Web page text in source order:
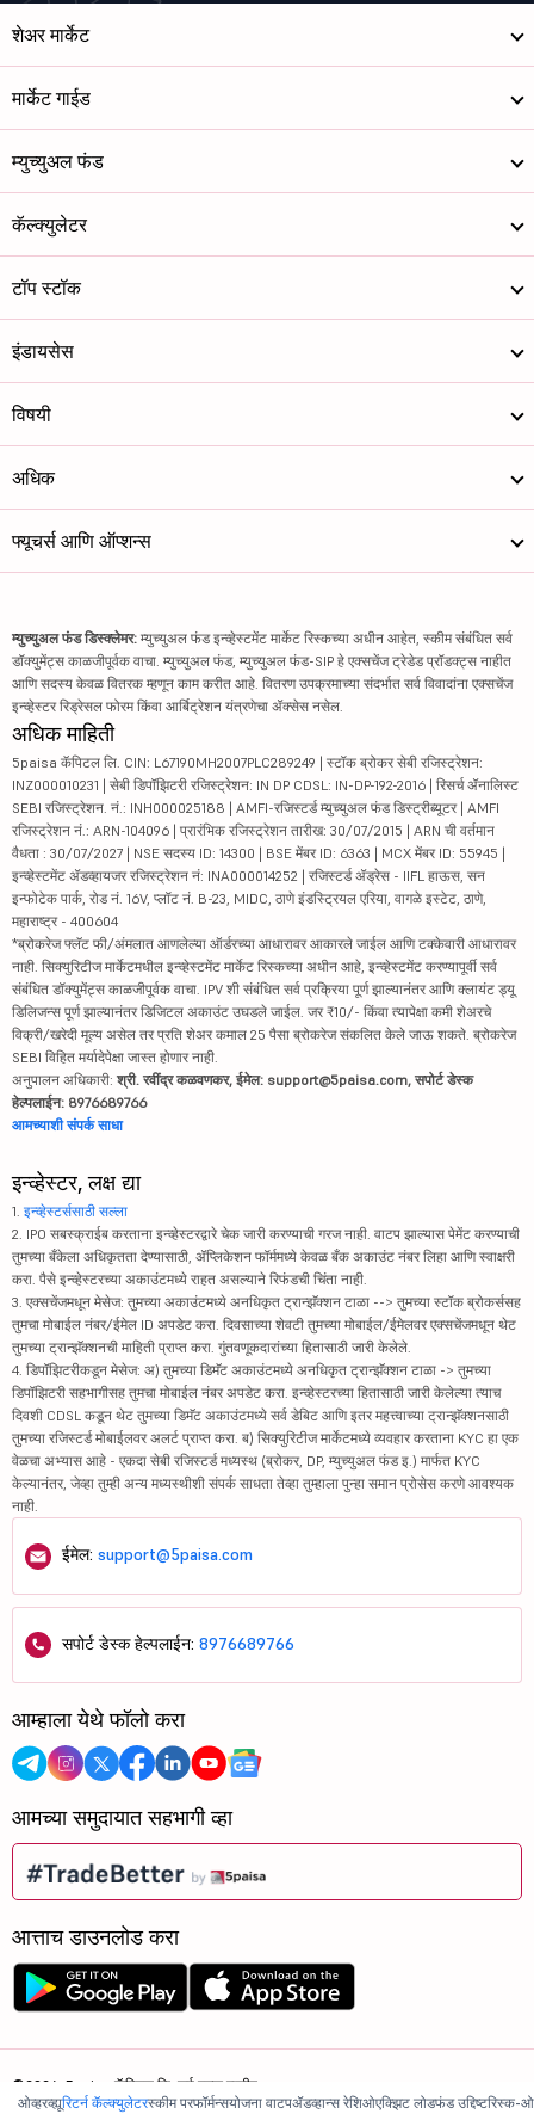
ओव्हरव्ह्यूरिटर्न कॅल्क्युलेटरस्कीम परफॉर्मन्सयोजना वाटपॲडव्हान्स रेशिओएक्झिट लोडफंड उद्दिष्टरिस्क-
शेअर मार्केट
मार्केट गाईड
म्युच्युअल फंड
कॅल्क्युलेटर
टॉप स्टॉक
इंडायसेस
विषयी
अधिक
फ्यूचर्स आणि ऑप्शन्स
म्युच्युअल फंड डिस्क्लेमर: म्युच्युअल फंड इन्व्हेस्टमेंट मार्केट रिस्कच्या अधीन आहेत, स्कीम संबंधित सर्व
डॉक्युमेंट्स काळजीपूर्वक वाचा. म्युच्युअल फंड, म्युच्युअल फंड-SIP हे एक्सचेंज ट्रेडेड प्रॉडक्ट्स नाहीत
आणि सदस्य केवळ वितरक म्हणून काम करीत आहे. वितरण उपक्रमाच्या संदर्भात सर्व विवादांना एक्सचेंज
इन्व्हेस्टर रिड्रेसल फोरम किंवा आर्बिट्रेशन यंत्रणेचा ॲक्सेस नसेल.
अधिक माहिती
5paisa कॅपिटल लि. CIN: L67190MH2007PLC289249 | स्टॉक ब्रोकर सेबी रजिस्ट्रेशन:
INZ000010231 | सेबी डिपॉझिटरी रजिस्ट्रेशन: IN DP CDSL: IN-DP-192-2016 | रिसर्च ॲनालिस्ट
SEBI रजिस्ट्रेशन. नं.: INH000025188 | AMFI-रजिस्टर्ड म्युच्युअल फंड डिस्ट्रीब्यूटर | AMFI
रजिस्ट्रेशन नं.: ARN-104096 | प्रारंभिक रजिस्ट्रेशन तारीख: 30/07/2015 | ARN ची वर्तमान
वैधता : 30/07/2027 | NSE सदस्य ID: 14300 | BSE मेंबर ID: 6363 | MCX मेंबर ID: 55945 |
इन्व्हेस्टमेंट ॲडव्हायजर रजिस्ट्रेशन नं: INA000014252 | रजिस्टर्ड ॲड्रेस - IIFL हाऊस, सन
इन्फोटेक पार्क, रोड नं. 16V, प्लॉट नं. B-23, MIDC, ठाणे इंडस्ट्रियल एरिया, वागळे इस्टेट, ठाणे,
महाराष्ट्र - 400604
*ब्रोकरेज फ्लॅट फी/अंमलात आणलेल्या ऑर्डरच्या आधारावर आकारले जाईल आणि टक्केवारी आधारावर
नाही. सिक्युरिटीज मार्केटमधील इन्व्हेस्टमेंट मार्केट रिस्कच्या अधीन आहे, इन्व्हेस्टमेंट करण्यापूर्वी सर्व
संबंधित डॉक्युमेंट्स काळजीपूर्वक वाचा. IPV शी संबंधित सर्व प्रक्रिया पूर्ण झाल्यानंतर आणि क्लायंट ड्यू
डिलिजन्स पूर्ण झाल्यानंतर डिजिटल अकाउंट उघडले जाईल. जर ₹10/- किंवा त्यापेक्षा कमी शेअरचे
विक्री/खरेदी मूल्य असेल तर प्रति शेअर कमाल 25 पैसा ब्रोकरेज संकलित केले जाऊ शकते. ब्रोकरेज
SEBI विहित मर्यादेपेक्षा जास्त होणार नाही.
अनुपालन अधिकारी: श्री. रवींद्र कळवणकर, ईमेल: support@5paisa.com, सपोर्ट डेस्क
हेल्पलाईन: 8976689766
आमच्याशी संपर्क साधा
इन्व्हेस्टर, लक्ष द्या
1. इन्व्हेस्टर्ससाठी सल्ला
2. IPO सबस्क्राईब करताना इन्व्हेस्टरद्वारे चेक जारी करण्याची गरज नाही. वाटप झाल्यास पेमेंट करण्याची
तुमच्या बँकेला अधिकृतता देण्यासाठी, ॲप्लिकेशन फॉर्ममध्ये केवळ बँक अकाउंट नंबर लिहा आणि स्वाक्षरी
करा. पैसे इन्व्हेस्टरच्या अकाउंटमध्ये राहत असल्याने रिफंडची चिंता नाही.
3. एक्सचेंजमधून मेसेज: तुमच्या अकाउंटमध्ये अनधिकृत ट्रान्झॅक्शन टाळा --> तुमच्या स्टॉक ब्रोकर्ससह
तुमचा मोबाईल नंबर/ईमेल ID अपडेट करा. दिवसाच्या शेवटी तुमच्या मोबाईल/ईमेलवर एक्सचेंजमधून थेट
तुमच्या ट्रान्झॅक्शनची माहिती प्राप्त करा. गुंतवणूकदारांच्या हितासाठी जारी केलेले.
4. डिपॉझिटरीकडून मेसेज: अ) तुमच्या डिमॅट अकाउंटमध्ये अनधिकृत ट्रान्झॅक्शन टाळा -> तुमच्या
डिपॉझिटरी सहभागीसह तुमचा मोबाईल नंबर अपडेट करा. इन्व्हेस्टरच्या हितासाठी जारी केलेल्या त्याच
दिवशी CDSL कडून थेट तुमच्या डिमॅट अकाउंटमध्ये सर्व डेबिट आणि इतर महत्त्वाच्या ट्रान्झॅक्शनसाठी
तुमच्या रजिस्टर्ड मोबाईलवर अलर्ट प्राप्त करा. ब) सिक्युरिटीज मार्केटमध्ये व्यवहार करताना KYC हा एक
वेळचा अभ्यास आहे - एकदा सेबी रजिस्टर्ड मध्यस्थ (ब्रोकर, DP, म्युच्युअल फंड इ.) मार्फत KYC
केल्यानंतर, जेव्हा तुम्ही अन्य मध्यस्थीशी संपर्क साधता तेव्हा तुम्हाला पुन्हा समान प्रोसेस करणे आवश्यक
नाही.
ईमेल: support@5paisa.com
सपोर्ट डेस्क हेल्पलाईन: 8976689766
आम्हाला येथे फॉलो करा
आमच्या समुदायात सहभागी व्हा
आत्ताच डाउनलोड करा
©2026, 5paisa कॅपिटल लि. सर्व हक्क राखीव.
आम्ही ISO 27001:2022 प्रमाणित आहोत.